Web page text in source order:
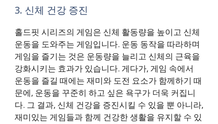
3. 신체 건강 증진
홀드핏 시리즈의 게임은 신체 활동량을 높이고 신체
운동을 도와주는 게임입니다. 운동 동작을 따라하며
게임을 즐기는 것은 운동량을 늘리고 신체의 근육을
강화시키는 효과가 있습니다. 게다가, 게임 속에서
운동을 즐길 때에는 재미와 도전 요소가 함께하기 때
문에, 운동을 꾸준히 하고 싶은 욕구가 더욱 커집니
다. 그 결과, 신체 건강을 증진시킬 수 있을 뿐 아니라,
재미있는 게임들과 함께 건강한 생활을 유지할 수 있